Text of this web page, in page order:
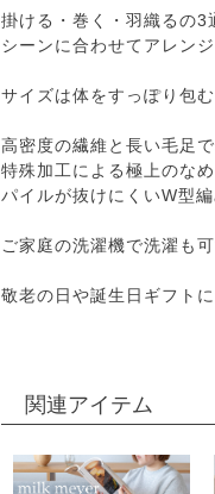
掛ける・巻く・羽織るの3
シーンに合わせてアレンジ
サイズは体をすっぽり包
高密度の繊維と長い毛足
特殊加工による極上のなめ
パイルが抜けにくいW型
ご家庭の洗濯機で洗濯も可
敬老の日や誕生日ギフト
関連アイテム